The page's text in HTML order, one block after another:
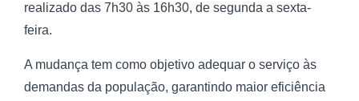
realizado das 7h30 às 16h30, de segunda a sexta-
feira.
A mudança tem como objetivo adequar o serviço às
demandas da população, garantindo maior eficiência